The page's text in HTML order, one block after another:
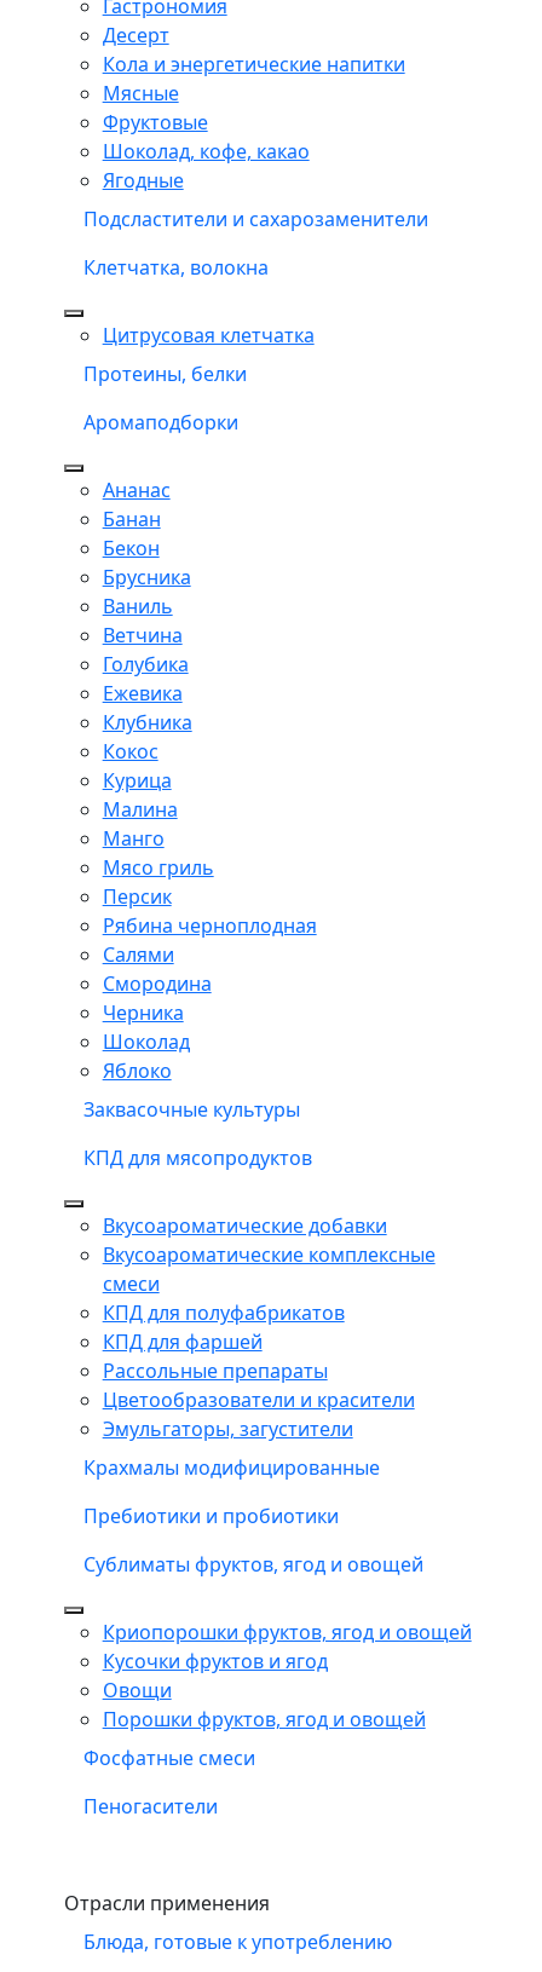
Гастрономия
Десерт
Кола и энергетические напитки
Мясные
Фруктовые
Шоколад, кофе, какао
Ягодные
Подсластители и сахарозаменители
Клетчатка, волокна
Цитрусовая клетчатка
Протеины, белки
Аромаподборки
Ананас
Банан
Бекон
Брусника
Ваниль
Ветчина
Голубика
Ежевика
Клубника
Кокос
Курица
Малина
Манго
Мясо гриль
Персик
Рябина черноплодная
Салями
Смородина
Черника
Шоколад
Яблоко
Заквасочные культуры
КПД для мясопродуктов
Вкусоароматические добавки
Вкусоароматические комплексные
смеси
КПД для полуфабрикатов
КПД для фаршей
Рассольные препараты
Цветообразователи и красители
Эмульгаторы, загустители
Крахмалы модифицированные
Пребиотики и пробиотики
Сублиматы фруктов, ягод и овощей
Криопорошки фруктов, ягод и овощей
Кусочки фруктов и ягод
Овощи
Порошки фруктов, ягод и овощей
Фосфатные смеси
Пеногасители
Отрасли применения
Блюда, готовые к употреблению